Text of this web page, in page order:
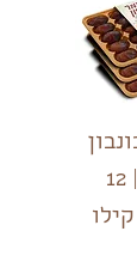
| פרמיום גדול | 12